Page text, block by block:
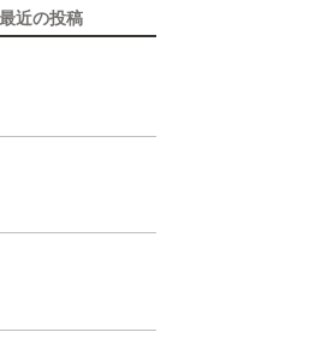
最近の投稿